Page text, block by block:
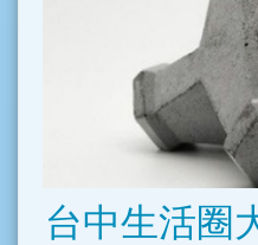
台中生活圈